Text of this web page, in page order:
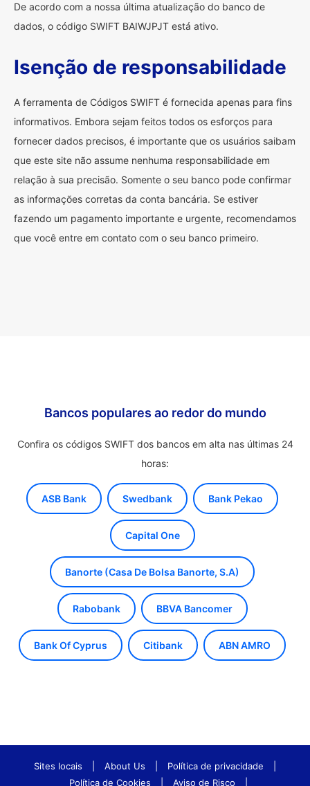
De acordo com a nossa última atualização do banco de
dados, o código SWIFT BAIWJPJT está ativo.
Isenção de responsabilidade
A ferramenta de Códigos SWIFT é fornecida apenas para fins
informativos. Embora sejam feitos todos os esforços para
fornecer dados precisos, é importante que os usuários saibam
que este site não assume nenhuma responsabilidade em
relação à sua precisão. Somente o seu banco pode confirmar
as informações corretas da conta bancária. Se estiver
fazendo um pagamento importante e urgente, recomendamos
que você entre em contato com o seu banco primeiro.
Bancos populares ao redor do mundo
Confira os códigos SWIFT dos bancos em alta nas últimas 24
horas:
ASB Bank Swedbank Bank Pekao
Capital One
Banorte (Casa De Bolsa Banorte, S.A)
Rabobank BBVA Bancomer
Bank Of Cyprus Citibank ABN AMRO
Sites locais About Us Política de privacidade
Política de Cookies
Aviso de Risco